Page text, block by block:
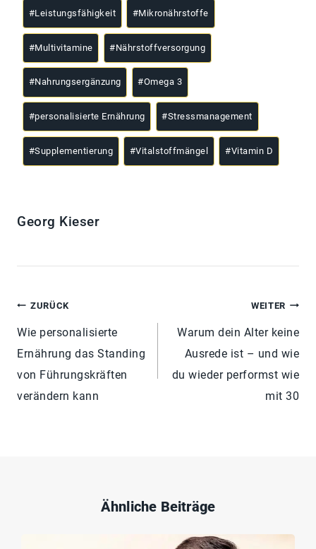
#Leistungsfähigkeit #Mikronährstoffe
#Multivitamine #Nährstoffversorgung
#Nahrungsergänzung #Omega 3
#personalisierte Ernährung #Stressmanagement
#Supplementierung #Vitalstoffmängel #Vitamin D
Georg Kieser
ZURÜCK
Wie personalisierte
Ernährung das Standing
von Führungskräften
verändern kann
WEITER
Warum dein Alter keine
Ausrede ist – und wie
du wieder performst wie
mit 30
Ähnliche Beiträge